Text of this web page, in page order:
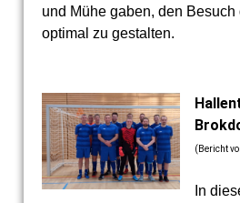
und Mühe gaben, den
optimal zu gestalten.
(Bericht
In